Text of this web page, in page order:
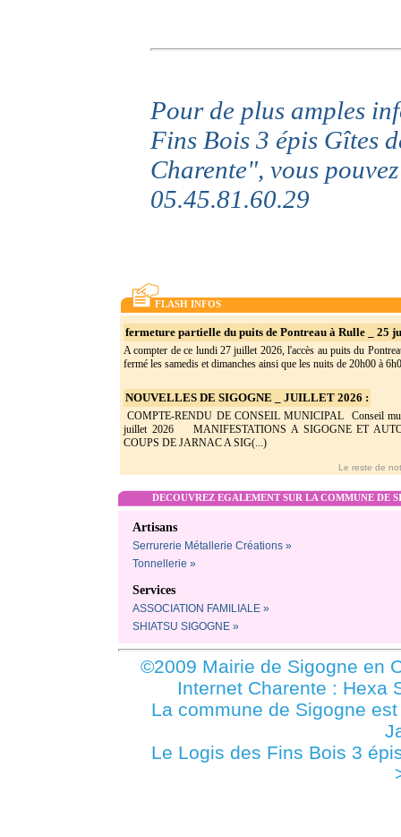
Pour de plus amples
Fins Bois 3 épis Gîtes
Charente", vous
05.45.81.60.29
FLASH INFOS
fermeture partielle du puits de Pontreau à Rulle _ 25
A compter de ce lundi 27 juillet 2026, l'accès au puits du
fermé les samedis et dimanches ainsi que les nuits de 20h00 à
NOUVELLES DE SIGOGNE _ JUILLET 2026 :
COMPTE-RENDU DE CONSEIL MUNICIPAL Conseil
juillet 2026 MANIFESTATIONS A SIGOGNE ET
COUPS DE JARNAC A SIG(...)
Le reste de
DECOUVREZ EGALEMENT SUR LA COMMUNE DE
Artisans
Serrurerie Métallerie Créations »
Tonnellerie »
Services
ASSOCIATION FAMILIALE »
SHIATSU SIGOGNE »
©2009 Mairie de Sigogne en
Internet Charente : Hexa
La commune de Sigogne
Le Logis des Fins Bois 3